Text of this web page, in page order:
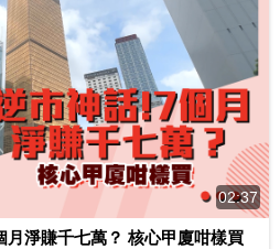
02:37
月淨賺千七萬？ 核心甲廈咁樣買